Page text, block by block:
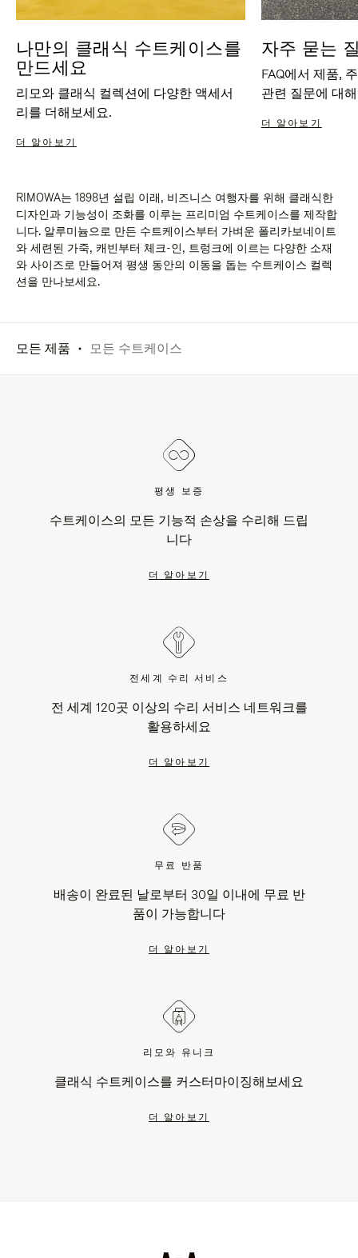
나만의 클래식 수트케이스를
만드세요
리모와 클래식 컬렉션에 다양한 액세서
리를 더해보세요.
더 알아보기
자주 묻는
FAQ에서 제품,
관련 질문에 대
더 알아보기
RIMOWA는 1898년 설립 이래, 비즈니스 여행자를 위해 클래식한
디자인과 기능성이 조화를 이루는 프리미엄 수트케이스를 제작합
니다. 알루미늄으로 만든 수트케이스부터 가벼운 폴리카보네이트
와 세련된 가죽, 캐빈부터 체크-인, 트렁크에 이르는 다양한 소재
와 사이즈로 만들어져 평생 동안의 이동을 돕는 수트케이스 컬렉
션을 만나보세요.
모든 제품 모든 수트케이스
평생 보증
수트케이스의 모든 기능적 손상을 수리해 드립
니다
더 알아보기
전세계 수리 서비스
전 세계 120곳 이상의 수리 서비스 네트워크를
활용하세요
더 알아보기
무료 반품
배송이 완료된 날로부터 30일 이내에 무료 반
품이 가능합니다
더 알아보기
리모와 유니크
클래식 수트케이스를 커스터마이징해보세요
더 알아보기